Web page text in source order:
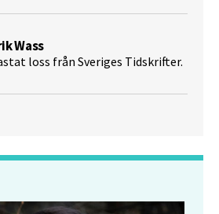
Wass
loss från Sveriges Tidskrifter.